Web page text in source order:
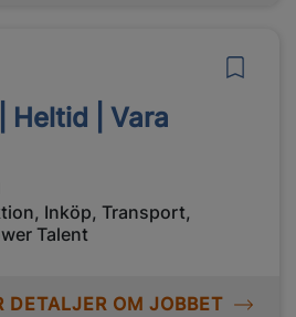
Heltid | Vara
Inköp, Transport,
Talent
DETALJER OM JOBBET